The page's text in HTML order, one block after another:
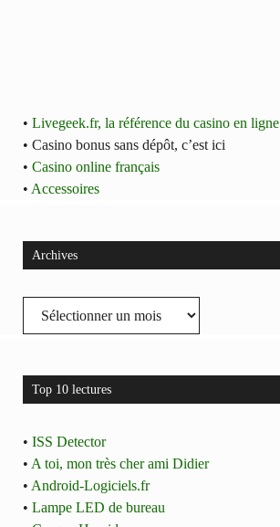
• Livegeek.fr, la référence du casino en ligne
• Casino bonus sans dépôt, c’est ici
• Casino online français
• Accessoires
Archives
Archives
Top 10 lectures
• ISS Detector
• A toi, mon très cher ami Didier
• Android-Logiciels.fr
• Lampe LED de bureau